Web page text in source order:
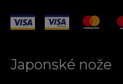
Japonské nože